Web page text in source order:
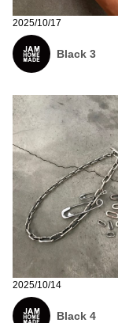
2025/10/17
Black 3
2025/10/14
Black 4